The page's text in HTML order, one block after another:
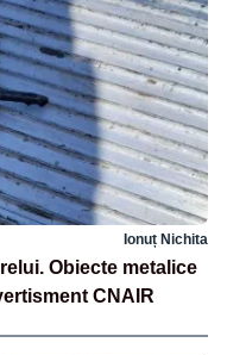
Ionuț Nichita
Obiecte metalice
CNAIR